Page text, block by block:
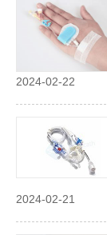
2024-02-22
2024-02-21